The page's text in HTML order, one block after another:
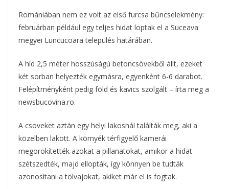
Romániában nem ez volt az első furcsa bűncselekmény:
februárban például egy teljes hidat loptak el a Suceava
megyei Luncucoara település határában.
A híd 2,5 méter hosszúságú betoncsövekből állt, ezeket
két sorban helyezték egymásra, egyenként 6-6 darabot.
Felépítményként pedig föld és kavics szolgált – írta meg a
newsbucovina.ro.
A csöveket aztán egy helyi lakosnál találták meg, aki a
közelben lakott. A környék térfigyelő kamerái
megörökítették azokat a pillanatokat, amikor a hidat
szétszedték, majd ellopták, így könnyen be tudták
azonosítani a tolvajokat, akiket már el is fogtak.